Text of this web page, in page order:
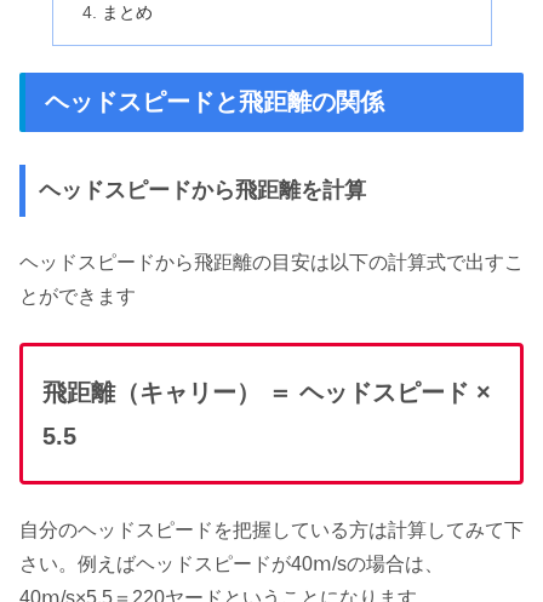
まとめ
ヘッドスピードと飛距離の関係
ヘッドスピードから飛距離を計算
ヘッドスピードから飛距離の目安は以下の計算式で出すこ
とができます
飛距離（キャリー） ＝ ヘッドスピード ×
5.5
自分のヘッドスピードを把握している方は計算してみて下
さい。例えばヘッドスピードが40ⅿ/sの場合は、
40ⅿ/s×5.5＝220ヤードということになります